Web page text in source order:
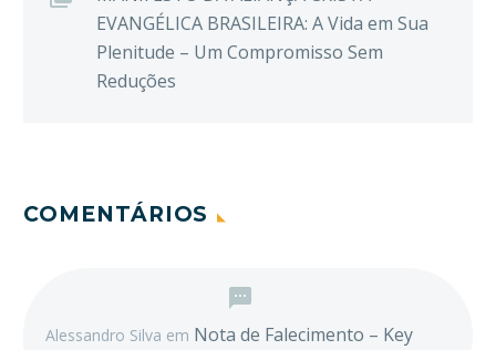
EVANGÉLICA BRASILEIRA: A Vida em Sua
Plenitude – Um Compromisso Sem
Reduções
COMENTÁRIOS
Alessandro Silva em Nota de Falecimento – Key